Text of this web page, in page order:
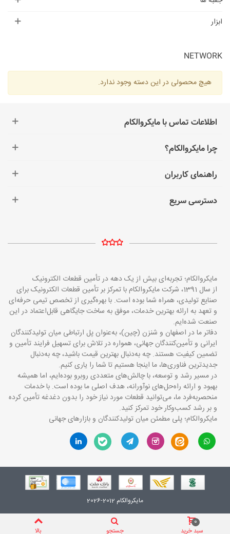
ابزار
NETWORK
هیچ محصولی در این دسته وجود ندارد.
اطلاعات تماس با مایکروالکام
چرا مایکروالکام؟
راهنمای کاربران
دسترسی سریع
مایکروالکام؛ تجربه‌ای بیش از یک دهه در تأمین قطعات الکترونیک
از سال 1391، شرکت مایکروالکام با تمرکز بر تأمین قطعات الکترونیک برای
صنایع تولیدی، همراه شما بوده است. با بهره‌گیری از تخصص تیمی حرفه‌ای
و تعهد به ارائه بهترین خدمات، موفق به ساخت جایگاهی قابل‌اعتماد در این
صنعت شده‌ایم.
دفاتر ما در اصفهان و شنزن (چین)، به‌عنوان پل ارتباطی میان تولیدکنندگان
ایرانی و تأمین‌کنندگان جهانی، همواره در تلاش برای تسهیل فرایند تأمین و
تضمین کیفیت هستند. چه به‌دنبال بهترین قیمت باشید، چه به‌دنبال
جدیدترین فناوری‌ها، ما اینجا هستیم تا شما را یاری کنیم.
در مسیر رشد و توسعه، با چالش‌های متعددی روبرو بوده‌ایم، اما همیشه
بهبود و ارائه راه‌حل‌های نوآورانه، هدف اصلی ما بوده است. با خدمات
منحصربه‌فرد ما، می‌توانید قطعات مورد نیاز خود را بدون دغدغه تأمین کرده
و بر رشد کسب‌وکار خود تمرکز کنید.
مایکروالکام؛ پلی مطمئن میان تولیدکنندگان و بازارهای جهانی
مایکروالکام 2012-2026
سبد خرید
0
جستجو بالا